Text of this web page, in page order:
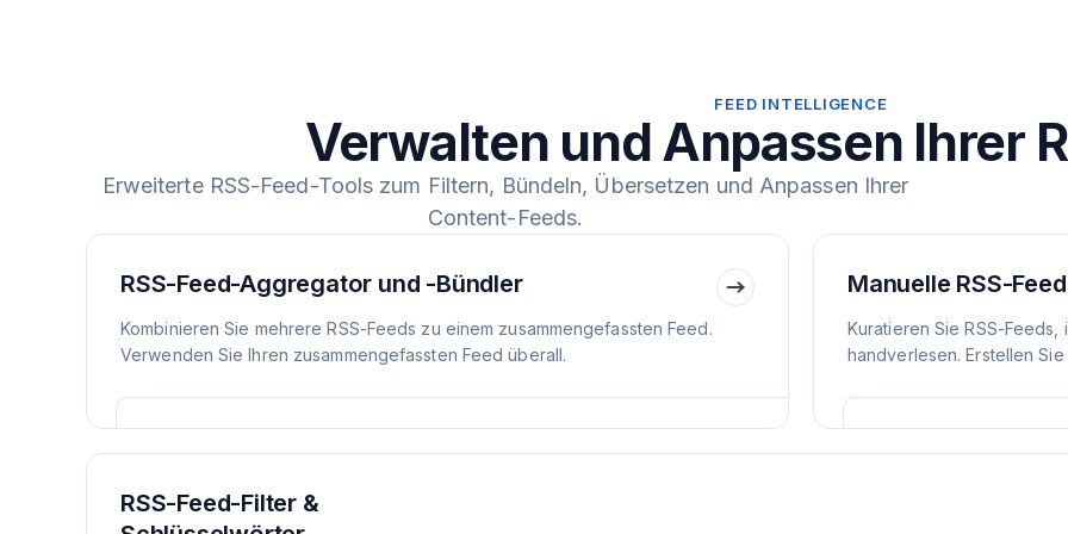
FEED INTELLIGENCE
Verwalten und Anpassen Ihrer
Erweiterte RSS-Feed-Tools zum Filtern, Bündeln, Übersetzen und Anpassen Ihrer
Content-Feeds.
RSS-Feed-Aggregator und -Bündler
Kombinieren Sie mehrere RSS-Feeds zu einem zusammengefassten Feed.
Verwenden Sie Ihren zusammengefassten Feed überall.
Manuelle RSS-
Kuratieren Sie RSS-
handverlesen. Erstellen
RSS-Feed-Filter &